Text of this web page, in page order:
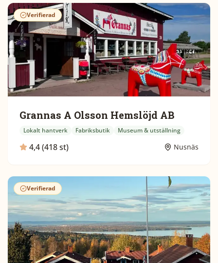
Verifierad
Grannas A Olsson Hemslöjd AB
Lokalt hantverk Fabriksbutik Museum & utställning
4,4 (418 st) Nusnäs
Verifierad